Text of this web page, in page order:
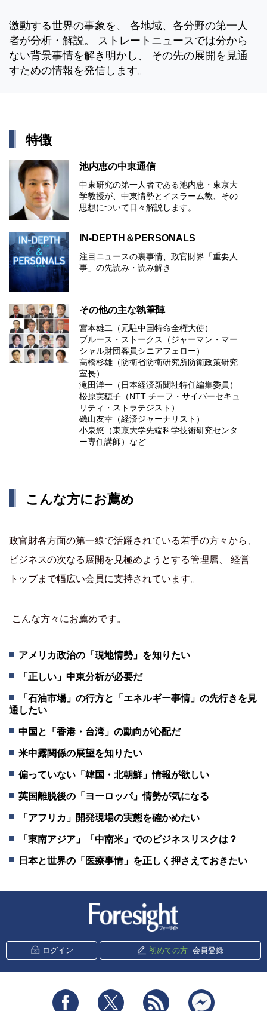
激動する世界の事象を、 各地域、各分野の第一人
者が分析・解説。 ストレートニュースでは分から
ない背景事情を解き明かし、 その先の展開を見通
すための情報を発信します。
特徴
池内恵の中東通信
中東研究の第⼀⼈者である池内恵・東京⼤
学教授が、中東情勢とイスラーム教、その
思想について⽇々解説します。
IN-DEPTH＆PERSONALS
注目ニュースの裏事情、政官財界「重要人
事」の先読み・読み解き
その他の主な執筆陣
宮本雄二（元駐中国特命全権大使）
ブルース・ストークス（ジャーマン・マー
シャル財団客員シニアフェロー）
高橋杉雄（防衛省防衛研究所防衛政策研究
室長）
滝田洋一（日本経済新聞社特任編集委員）
松原実穂子（NTT チーフ・サイバーセキュ
リティ・ストラテジスト）
磯山友幸（経済ジャーナリスト）
小泉悠（東京大学先端科学技術研究センタ
ー専任講師）など
こんな方にお薦め
政官財各方面の第一線で活躍されている若手の方々から、
ビジネスの次なる展開を見極めようとする管理層、 経営
トップまで幅広い会員に支持されています。
こんな方々にお薦めです。
アメリカ政治の「現地情勢」を知りたい
「正しい」中東分析が必要だ
「石油市場」の行方と「エネルギー事情」の先行きを見
通したい
中国と「香港・台湾」の動向が心配だ
米中露関係の展望を知りたい
偏っていない「韓国・北朝鮮」情報が欲しい
英国離脱後の「ヨーロッパ」情勢が気になる
「アフリカ」開発現場の実態を確かめたい
「東南アジア」「中南米」でのビジネスリスクは？
日本と世界の「医療事情」を正しく押さえておきたい
ログイン 初めての方 会員登録
Facebook Twitter RSS